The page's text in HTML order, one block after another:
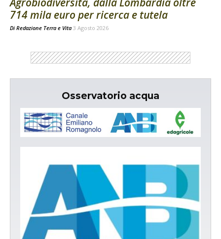
714 mila euro per ricerca e tutela
Di Redazione Terra e Vita 3 Agosto 2026
Osservatorio acqua